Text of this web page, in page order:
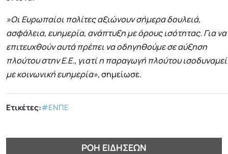
»Οι Ευρωπαίοι πολίτες αξιώνουν σήμερα δουλειά,
ασφάλεια, ευημερία, ανάπτυξη με όρους ισότητας. Για να
επιτευχθούν αυτά πρέπει να οδηγηθούμε σε αύξηση
πλούτου στην Ε.Ε., γιατί η παραγωγή πλούτου ισοδυναμεί
με κοινωνική ευημερία»,σημείωσε.
Ετικέτες:#ΕΝΠΕ
ΡΟΉ ΕΙΔΉΣΕΩΝ